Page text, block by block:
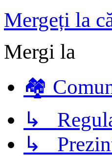
Mergeți la
Mergi la
🏘️
↳
↳